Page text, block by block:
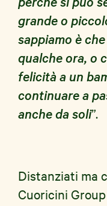
grande o
sappiamo è
qualche ora, o
felicità a un
continuare a
anche da soli”.
Distanziati ma
Cuoricini